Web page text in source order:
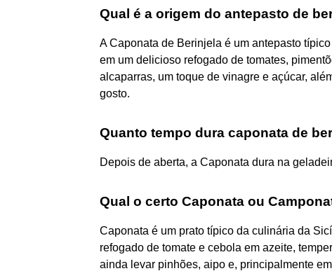
Qual é a origem do antepasto de
A Caponata de Berinjela é um antepasto
em um delicioso refogado de tomates,
alcaparras, um toque de vinagre e açúcar,
gosto.
Quanto tempo dura caponata de
Depois de aberta, a Caponata dura na
Qual o certo Caponata ou
Caponata é um prato típico da culinária da
refogado de tomate e cebola em azeite,
ainda levar pinhões, aipo e, principalmente